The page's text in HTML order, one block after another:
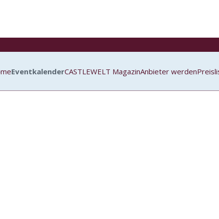
EventkalenderCASTLEWELT MagazinAnbieter werden